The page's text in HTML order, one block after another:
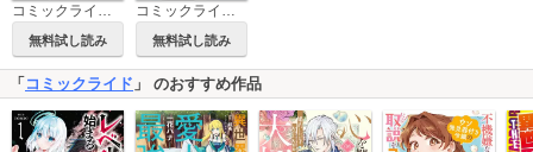
コミックライドアドバンス
無料試し読み
コミックライドアイビー
無料試し読み
「 コミックライド 」 のおすすめ作品